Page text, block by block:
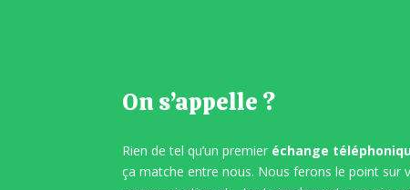
On s’appelle ?
Rien de tel qu’un premier échange
ça matche entre nous. Nous ferons le point sur